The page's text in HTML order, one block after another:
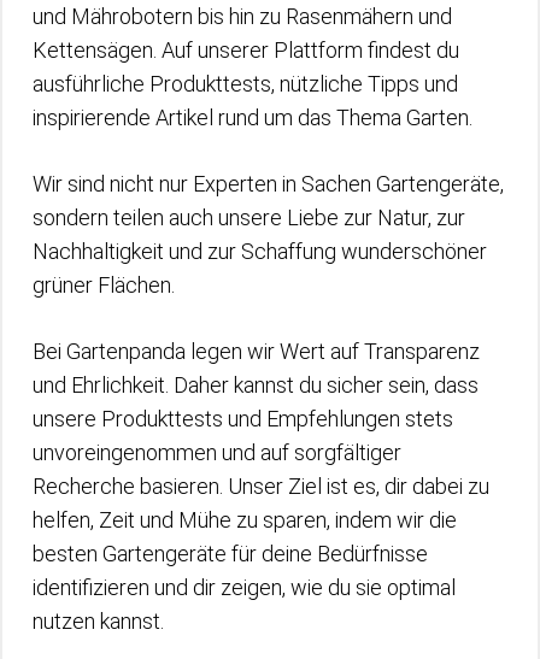
und Mährobotern bis hin zu Rasenmähern und
Kettensägen. Auf unserer Plattform findest du
ausführliche Produkttests, nützliche Tipps und
inspirierende Artikel rund um das Thema Garten.
Wir sind nicht nur Experten in Sachen Gartengeräte,
sondern teilen auch unsere Liebe zur Natur, zur
Nachhaltigkeit und zur Schaffung wunderschöner
grüner Flächen.
Bei Gartenpanda legen wir Wert auf Transparenz
und Ehrlichkeit. Daher kannst du sicher sein, dass
unsere Produkttests und Empfehlungen stets
unvoreingenommen und auf sorgfältiger
Recherche basieren. Unser Ziel ist es, dir dabei zu
helfen, Zeit und Mühe zu sparen, indem wir die
besten Gartengeräte für deine Bedürfnisse
identifizieren und dir zeigen, wie du sie optimal
nutzen kannst.